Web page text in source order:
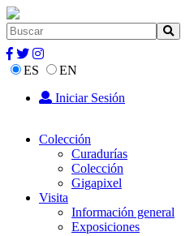
ES
EN
Iniciar Sesión
Colección
Curadurías
Colección
Gigapixel
Visita
Información general
Exposiciones